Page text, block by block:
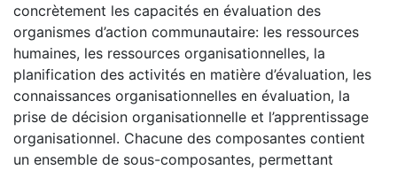
concrètement les capacités en évaluation des
organismes d’action communautaire: les ressources
humaines, les ressources organisationnelles, la
planification des activités en matière d’évaluation, les
connaissances organisationnelles en évaluation, la
prise de décision organisationnelle et l’apprentissage
organisationnel. Chacune des composantes contient
un ensemble de sous-composantes, permettant